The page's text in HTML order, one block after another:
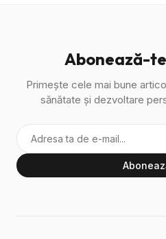
Abonează-
Primește cele mai bune
sănătate și dezvoltare